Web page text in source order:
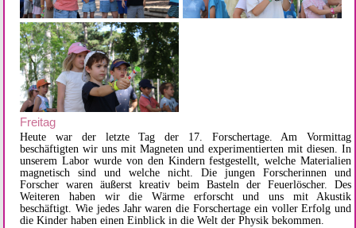
Freitag
Heute war der letzte Tag der 17. Forschertage. Am Vormittag
beschäftigten wir uns mit Magneten und experimentierten mit diesen. In
unserem Labor wurde von den Kindern festgestellt, welche Materialien
magnetisch sind und welche nicht. Die jungen Forscherinnen und
Forscher waren äußerst kreativ beim Basteln der Feuerlöscher. Des
Weiteren haben wir die Wärme erforscht und uns mit Akustik
beschäftigt. Wie jedes Jahr waren die Forschertage ein voller Erfolg und
die Kinder haben einen Einblick in die Welt der Physik bekommen.